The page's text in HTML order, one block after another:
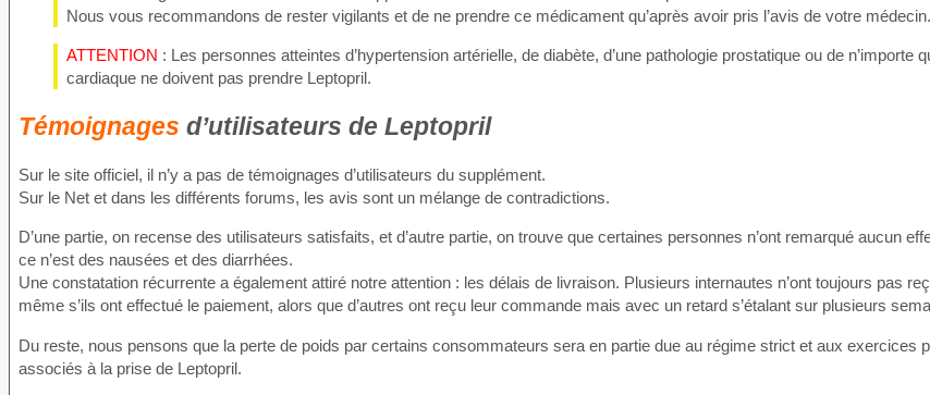
Nous vous recommandons de rester vigilants et de ne prendre ce médicament qu’après avoir pris l’avis de votre médecin.
ATTENTION : Les personnes atteintes d’hypertension artérielle, de diabète, d’une pathologie prostatique ou de n’importe
cardiaque ne doivent pas prendre Leptopril.
Témoignages d’utilisateurs de Leptopril
Sur le site officiel, il n’y a pas de témoignages d’utilisateurs du supplément.
Sur le Net et dans les différents forums, les avis sont un mélange de contradictions.
D’une partie, on recense des utilisateurs satisfaits, et d’autre partie, on trouve que certaines personnes n’ont remarqué aucun
ce n’est des nausées et des diarrhées.
Une constatation récurrente a également attiré notre attention : les délais de livraison. Plusieurs internautes n’ont toujours pas
même s’ils ont effectué le paiement, alors que d’autres ont reçu leur commande mais avec un retard s’étalant sur plusieurs
Du reste, nous pensons que la perte de poids par certains consommateurs sera en partie due au régime strict et aux exercices
associés à la prise de Leptopril.